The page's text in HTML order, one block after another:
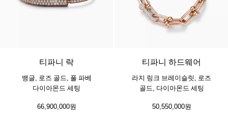
3 소재
티파니 락
뱅글, 로즈 골드, 풀 파베
다이아몬드 세팅
66,900,000원
티파니 하드웨어
라지 링크 브레이슬릿, 로즈
골드, 다이아몬드 세팅
50,550,000원